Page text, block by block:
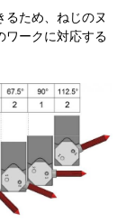
ため、ねじのヌ
ワークに対応する